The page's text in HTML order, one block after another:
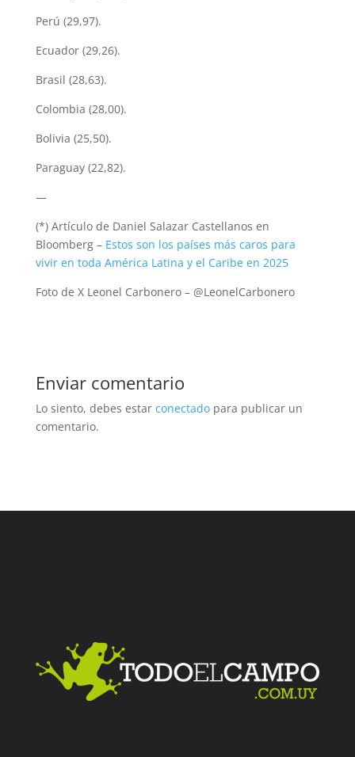
Perú (29,97).
Ecuador (29,26).
Brasil (28,63).
Colombia (28,00).
Bolivia (25,50).
Paraguay (22,82).
—
(*) Artículo de Daniel Salazar Castellanos en
Bloomberg – Estos son los países más caros para
vivir en toda América Latina y el Caribe en 2025
Foto de X Leonel Carbonero – @LeonelCarbonero
Enviar comentario
Lo siento, debes estar conectadopara publicar un
comentario.
Facebook